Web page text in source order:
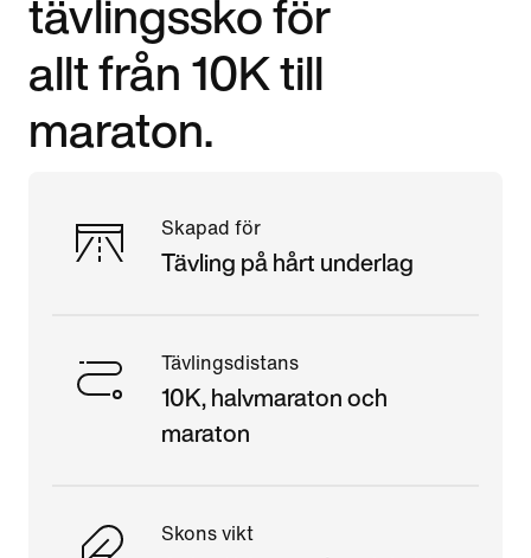
tävlingssko för
allt från 10K till
maraton.
Skapad för
Tävling på hårt underlag
Tävlingsdistans
10K, halvmaraton och
maraton
Skons vikt